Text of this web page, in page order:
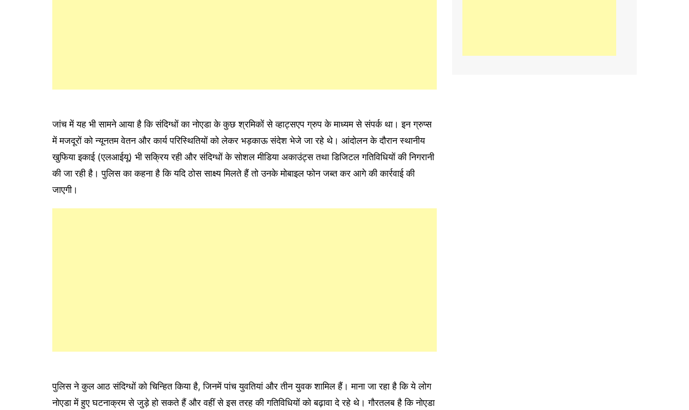
जांच में यह भी सामने आया है कि संदिग्धों का नोएडा के कुछ श्रमिकों से व्हाट्सएप ग्रुप के माध्यम से संपर्क था। इन ग्रुप्स
में मजदूरों को न्यूनतम वेतन और कार्य परिस्थितियों को लेकर भड़काऊ संदेश भेजे जा रहे थे। आंदोलन के दौरान स्थानीय
खुफिया इकाई (एलआईयू) भी सक्रिय रही और संदिग्धों के सोशल मीडिया अकाउंट्स तथा डिजिटल गतिविधियों की निगरानी
की जा रही है। पुलिस का कहना है कि यदि ठोस साक्ष्य मिलते हैं तो उनके मोबाइल फोन जब्त कर आगे की कार्रवाई की
जाएगी।
पुलिस ने कुल आठ संदिग्धों को चिन्हित किया है, जिनमें पांच युवतियां और तीन युवक शामिल हैं। माना जा रहा है कि ये लोग
नोएडा में हुए घटनाक्रम से जुड़े हो सकते हैं और वहीं से इस तरह की गतिविधियों को बढ़ावा दे रहे थे। गौरतलब है कि नोएडा